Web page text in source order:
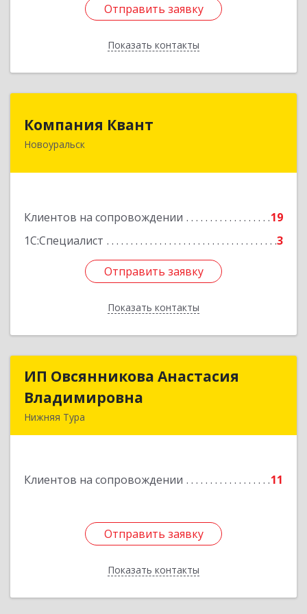
Отправить заявку
Показать контакты
Отправить заявку
Назад
Компания Квант
Новоуральск
Клиентов на сопровождении
19
1С:Специалист
3
Отправить заявку
Показать контакты
624130, Свердловская обл, Новоуральск г,
Отправить заявку
Назад
ИП Овсянникова Анастасия
Владимировна
Нижняя Тура
Клиентов на сопровождении 11
Отправить заявку
Показать контакты
ИП Овсянникова Анастасия
Подробнее
Отправить заявку
Назад